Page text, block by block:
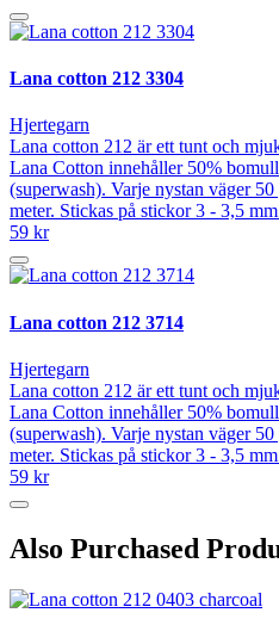
Lana cotton 212 3304
Hjertegarn
Lana cotton 212 är ett tunt och
Lana Cotton innehåller 50%
(superwash). Varje nystan väger
meter. Stickas på stickor 3 - 3,5
59 kr
Lana cotton 212 3714
Hjertegarn
Lana cotton 212 är ett tunt och
Lana Cotton innehåller 50%
(superwash). Varje nystan väger
meter. Stickas på stickor 3 - 3,5
59 kr
Also Purchased